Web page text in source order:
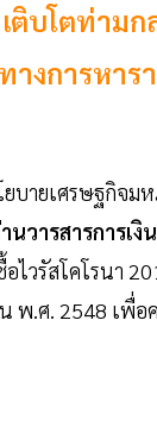
บโตท่าม
งการหาร
ายเศรษฐกิจมห
วารสารการเงิ
วรัสโคโรนา
พ.ศ. 2548 เพื่อ